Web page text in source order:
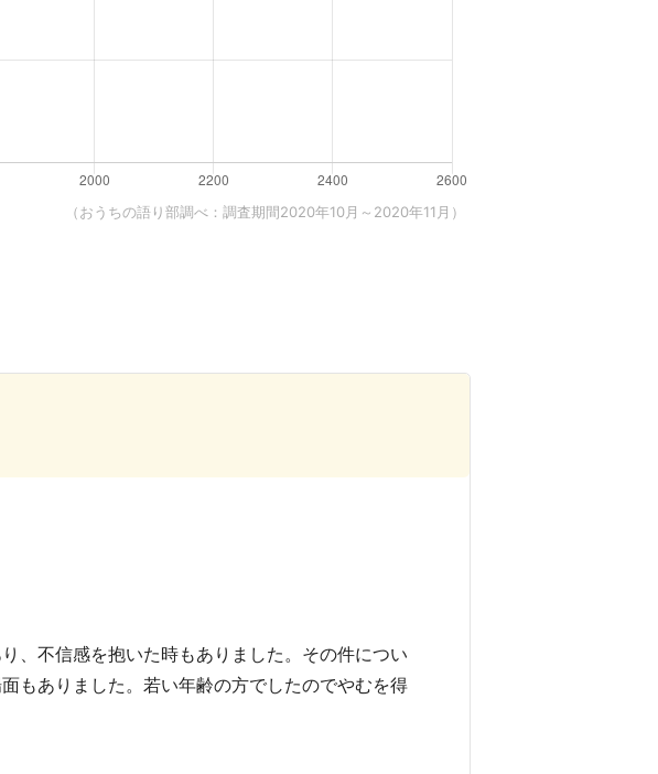
（おうちの語り部調べ：調査期間2020年10月～2020年11月）
、不信感を抱いた時もありました。その件につい
もありました。若い年齢の方でしたのでやむを得